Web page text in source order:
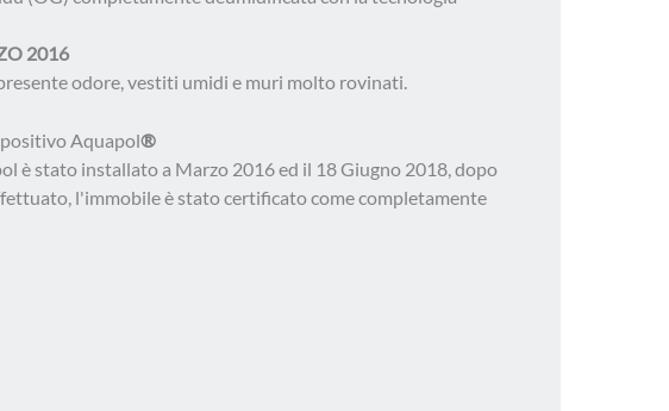
2016
odore, vestiti umidi e muri molto rovinati.
Aquapol®
è stato installato a Marzo 2016 ed il 18 Giugno 2018, dopo
l'immobile è stato certificato come completamente